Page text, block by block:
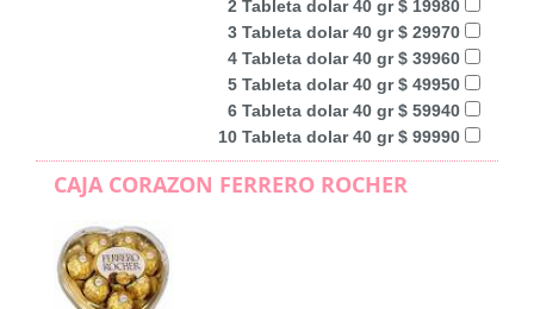
2 Tableta dolar 40 gr $ 19980
3 Tableta dolar 40 gr $ 29970
4 Tableta dolar 40 gr $ 39960
5 Tableta dolar 40 gr $ 49950
6 Tableta dolar 40 gr $ 59940
10 Tableta dolar 40 gr $ 99990
CAJA CORAZON FERRERO ROCHER